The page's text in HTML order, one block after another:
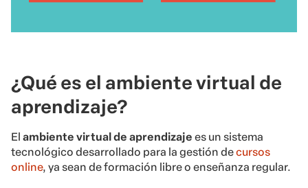
¿Qué es el ambiente virtual de
aprendizaje?
El ambiente virtual de aprendizaje es un sistema
tecnológico desarrollado para la gestión decursos
online, ya sean de formación libre o enseñanza regular.